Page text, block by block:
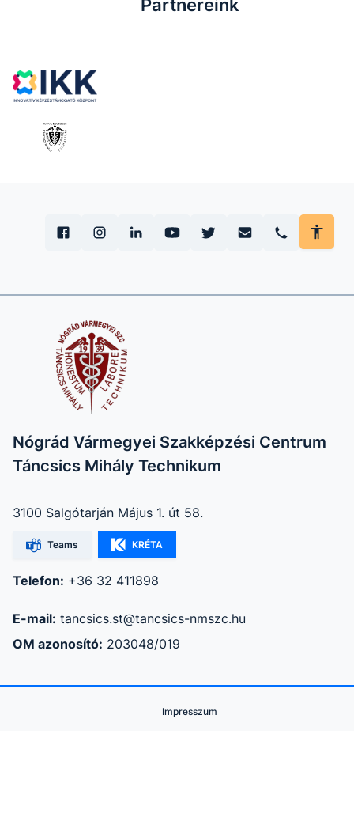
Partnereink
Nógrád Vármegyei Szakképzési Centrum
Táncsics Mihály Technikum
3100 Salgótarján Május 1. út 58.
Teams KRÉTA
Telefon: +36 32 411898
E-mail: tancsics.st@tancsics-nmszc.hu
OM azonosító: 203048/019
Impresszum